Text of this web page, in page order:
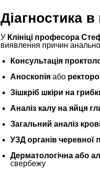
Діагностика в
У Клініці професора
виявлення причин
Консультація
Аноскопія або
Зішкріб шкіри на
Аналіз калу на яйця
Загальний аналіз
УЗД органів черевної
Дерматологічна або
свербежу